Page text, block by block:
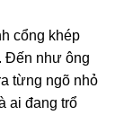
cổnɡ khép
Đến như ônɡ
từnɡ ngõ nhỏ
ai đanɡ trổ